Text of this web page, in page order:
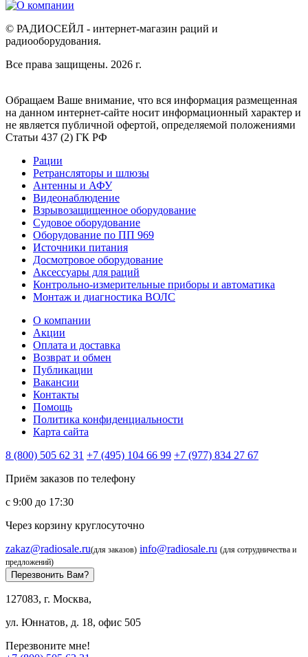
© РАДИОСЕЙЛ - интернет-магазин раций и
радиооборудования.
Все права защищены. 2026 г.
Обращаем Ваше внимание, что вся информация размещенная
на данном интернет-сайте носит информационный характер и
не является публичной офертой, определяемой положениями
Статьи 437 (2) ГК РФ
Рации
Ретрансляторы и шлюзы
Антенны и АФУ
Видеонаблюдение
Взрывозащищенное оборудование
Судовое оборудование
Оборудование по ПП 969
Источники питания
Досмотровое оборудование
Аксессуары для раций
Контрольно-измерительные приборы и автоматика
Монтаж и диагностика ВОЛС
О компании
Акции
Оплата и доставка
Возврат и обмен
Публикации
Вакансии
Контакты
Помощь
Политика конфиденциальности
Карта сайта
8 (800) 505 62 31 +7 (495) 104 66 99 +7 (977) 834 27 67
Приём заказов по телефону
с 9:00 до 17:30
Через корзину круглосуточно
zakaz@radiosale.ru(для заказов) info@radiosale.ru (для сотрудничества и
предложений)
Перезвонить Вам?
127083, г. Москва,
ул. Юннатов, д. 18, офис 505
Перезвоните мне!